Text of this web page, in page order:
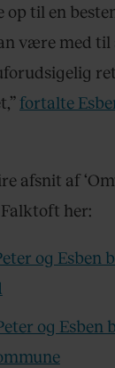
op til en
være med til
fortalte
afsnit af
her:
og Esben
og Esben